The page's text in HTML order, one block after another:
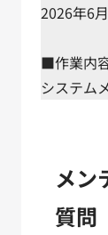
2026年6
■作業内
システム
メン
質問